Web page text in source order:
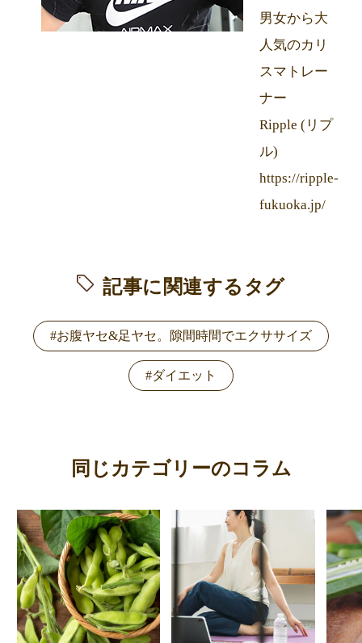
男女から大
人気のカリ
スマトレー
ナー
Ripple (リプ
ル)
https://ripple-
fukuoka.jp/
記事に関連するタグ
#お腹ヤセ&足ヤセ。隙間時間でエクササイズ
#ダイエット
同じカテゴリーのコラム